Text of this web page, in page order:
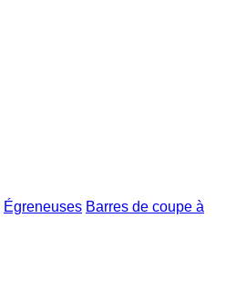
Égreneuses Barres de coupe à